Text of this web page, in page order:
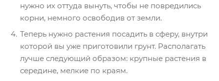
нужно их оттуда вынуть, чтобы не повредились
корни, немного освободив от земли.
Теперь нужно растения посадить в сферу, внутри
которой вы уже приготовили грунт. Располагать
лучше следующий образом: крупные растения в
середине, мелкие по краям.